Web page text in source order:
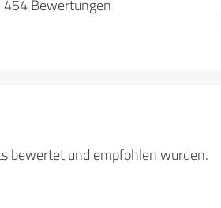
454 Bewertungen
bewertet und empfohlen wurden.